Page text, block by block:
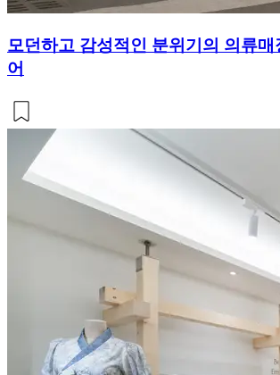
모던하고 감성적인 분위기의 의류매
어